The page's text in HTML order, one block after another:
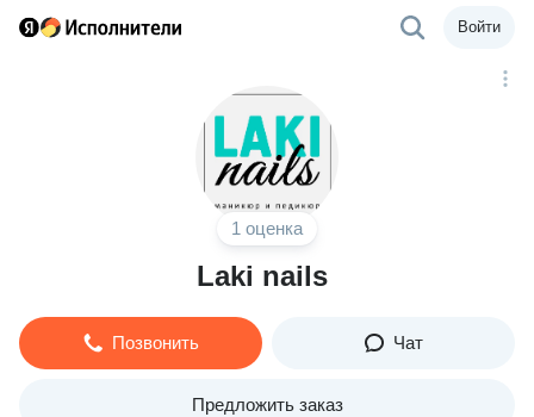
Войти
1 оценка
Laki nails
Позвонить Чат
Предложить заказ